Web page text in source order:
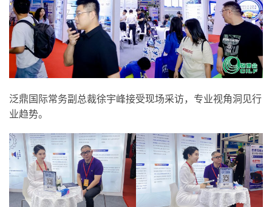
泛鼎国际常务副总裁徐宇峰接受现场采访，专业视角洞见行
业趋势。